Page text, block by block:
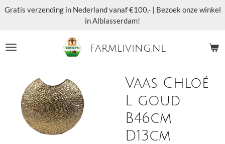
Ga
de
farmliving.nl
Gratis verzending in Nederland vanaf €100,- | Bezoek onze winkel
in Alblasserdam!
Vaas Chloé
L goud
B46cm
D13cm